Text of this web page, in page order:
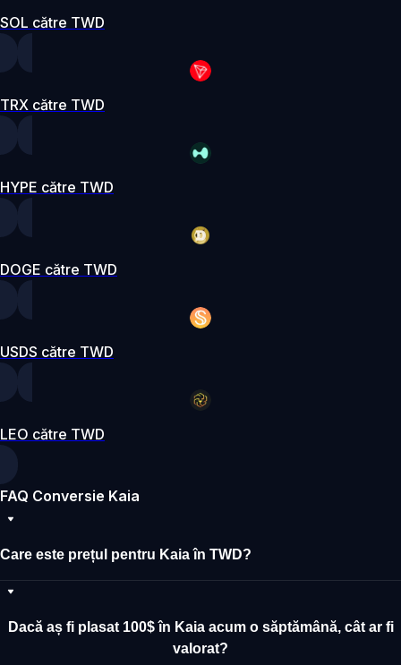
SOL către TWD
TRX către TWD
HYPE către TWD
DOGE către TWD
USDS către TWD
LEO către TWD
FAQ Conversie Kaia
Care este prețul pentru Kaia în TWD?
Dacă aș fi plasat 100$ în Kaia acum o săptămână, cât ar fi
valorat?